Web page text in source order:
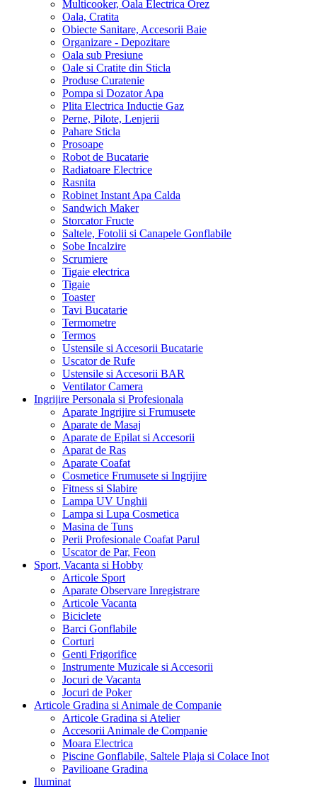
Multicooker, Oala Electrica Orez
Oala, Cratita
Obiecte Sanitare, Accesorii Baie
Organizare - Depozitare
Oala sub Presiune
Oale si Cratite din Sticla
Produse Curatenie
Pompa si Dozator Apa
Plita Electrica Inductie Gaz
Perne, Pilote, Lenjerii
Pahare Sticla
Prosoape
Robot de Bucatarie
Radiatoare Electrice
Rasnita
Robinet Instant Apa Calda
Sandwich Maker
Storcator Fructe
Saltele, Fotolii si Canapele Gonflabile
Sobe Incalzire
Scrumiere
Tigaie electrica
Tigaie
Toaster
Tavi Bucatarie
Termometre
Termos
Ustensile si Accesorii Bucatarie
Uscator de Rufe
Ustensile si Accesorii BAR
Ventilator Camera
Ingrijire Personala si Profesionala
Aparate Ingrijire si Frumusete
Aparate de Masaj
Aparate de Epilat si Accesorii
Aparat de Ras
Aparate Coafat
Cosmetice Frumusete si Ingrijire
Fitness si Slabire
Lampa UV Unghii
Lampa si Lupa Cosmetica
Masina de Tuns
Perii Profesionale Coafat Parul
Uscator de Par, Feon
Sport, Vacanta si Hobby
Articole Sport
Aparate Observare Inregistrare
Articole Vacanta
Biciclete
Barci Gonflabile
Corturi
Genti Frigorifice
Instrumente Muzicale si Accesorii
Jocuri de Vacanta
Jocuri de Poker
Articole Gradina si Animale de Companie
Articole Gradina si Atelier
Accesorii Animale de Companie
Moara Electrica
Piscine Gonflabile, Saltele Plaja si Colace Inot
Pavilioane Gradina
Iluminat